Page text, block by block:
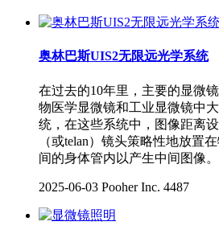
奥林巴斯UIS2无限远光学系统
在过去的10年里，主要的显微
物医学显微镜和工业显微镜中
统，在这些系统中，图像距离
（或telan）镜头策略性地放置
间的身体管内以产生中间图像。
2025-06-03 Pooher Inc. 4487